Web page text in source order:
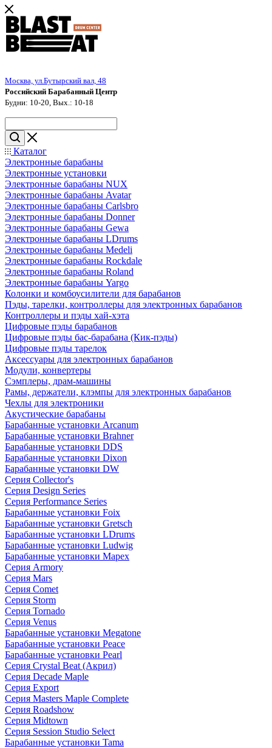
Москва, ул.Бутырский вал, 48
Российский Барабанный Центр
Будни: 10-20, Вых.: 10-18
Каталог
Электронные барабаны
Электронные установки
Электронные барабаны NUX
Электронные барабаны Avatar
Электронные барабаны Carlsbro
Электронные барабаны Donner
Электронные барабаны Gewa
Электронные барабаны LDrums
Электронные барабаны Medeli
Электронные барабаны Rockdale
Электронные барабаны Roland
Электронные барабаны Yargo
Колонки и комбоусилители для барабанов
Пэды, тарелки, контроллеры для электронных барабанов
Контроллеры и пэды хай-хэта
Цифровые пэды барабанов
Цифровые пэды бас-барабана (Кик-пэды)
Цифровые пэды тарелок
Аксессуары для электронных барабанов
Модули, конвертеры
Сэмплеры, драм-машины
Рамы, держатели, клэмпы для электронных барабанов
Чехлы для электроники
Акустические барабаны
Барабанные установки Arcanum
Барабанные установки Brahner
Барабанные установки DDS
Барабанные установки Dixon
Барабанные установки DW
Серия Collector's
Серия Design Series
Серия Performance Series
Барабанные установки Foix
Барабанные установки Gretsch
Барабанные установки LDrums
Барабанные установки Ludwig
Барабанные установки Mapex
Серия Armory
Серия Mars
Серия Comet
Серия Storm
Серия Tornado
Серия Venus
Барабанные установки Megatone
Барабанные установки Peace
Барабанные установки Pearl
Серия Crystal Beat (Акрил)
Серия Decade Maple
Серия Export
Серия Masters Maple Complete
Серия Roadshow
Серия Midtown
Серия Session Studio Select
Барабанные установки Tama